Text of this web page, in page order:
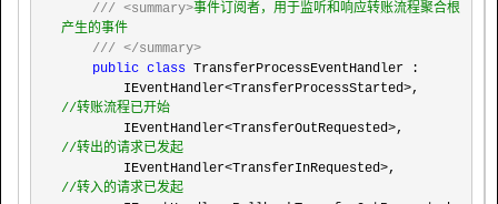
/// <summary>事件订阅者，用于监听和响应转账流程聚合根
产生的事件
/// </summary>
public class TransferProcessEventHandler :
        IEventHandler
//转账流程已开始
//转出的请求已发起
//转入的请求已发起